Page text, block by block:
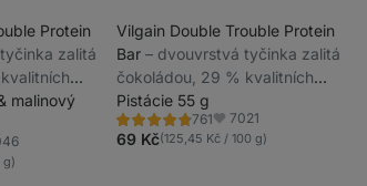
Protein
zalitá
a
malinový
g)
Vilgain Double Trouble Protein
Bar⁠–⁠ dvouvrstvá tyčinka zalitá
čokoládou, 29 % kvalitních
bílkovin, bez konzervantů a
barviv
Pistácie 55 g
761
Hodnocení
4.7/5,
761
Oblíbené
7021
69 Kč(125,45 Kč / 100 g)